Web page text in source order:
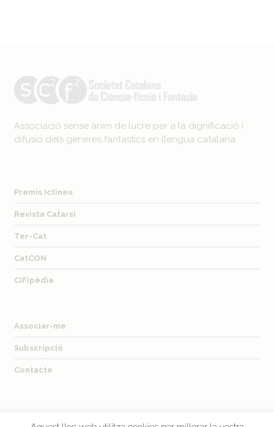
Associació sense ànim de lucre per a la dignificació i
difusió dels gèneres fantàstics en llengua catalana.
Premis Ictineu
Revista Catarsi
Ter-Cat
CatCON
CiFipèdia
Associar-me
Subscripció
Contacte